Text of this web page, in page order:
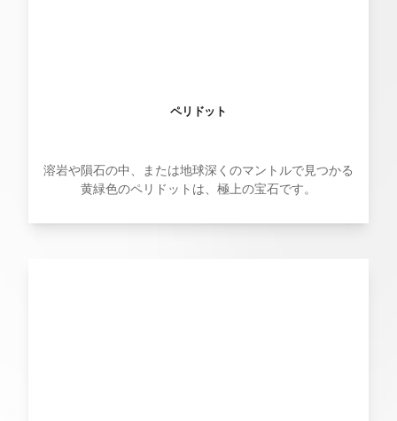
ペリドット
溶岩や隕石の中、または地球深くのマントルで見つかる
黄緑色のペリドットは、極上の宝石です。